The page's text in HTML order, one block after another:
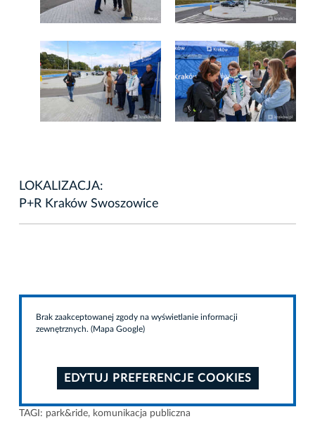
LOKALIZACJA:
P+R Kraków Swoszowice
Brak zaakceptowanej zgody na wyświetlanie informacji
zewnętrznych. (Mapa Google)
EDYTUJ PREFERENCJE COOKIES
TAGI: park&ride, komunikacja publiczna